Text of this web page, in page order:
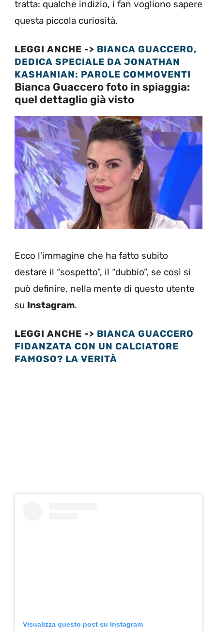
tratta: qualche indizio, i fan vogliono sapere
questa piccola curiosità.
LEGGI ANCHE -> BIANCA GUACCERO,
DEDICA SPECIALE DA JONATHAN
KASHANIAN: PAROLE COMMOVENTI
Bianca Guaccero foto in spiaggia:
quel dettaglio già visto
Ecco l’immagine che ha fatto subito
destare il “sospetto”, il “dubbio”, se così si
può definire, nella mente di questo utente
su Instagram.
LEGGI ANCHE -> BIANCA GUACCERO
FIDANZATA CON UN CALCIATORE
FAMOSO? LA VERITÀ
Visualizza questo post su Instagram